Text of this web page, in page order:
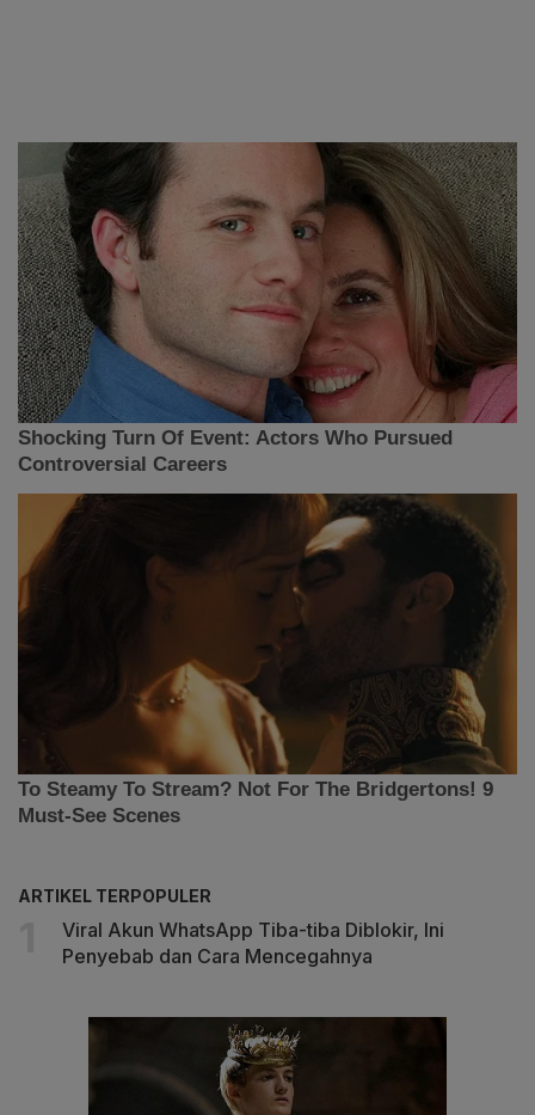
ARTIKEL TERPOPULER
Viral Akun WhatsApp Tiba-tiba Diblokir, Ini
Penyebab dan Cara Mencegahnya